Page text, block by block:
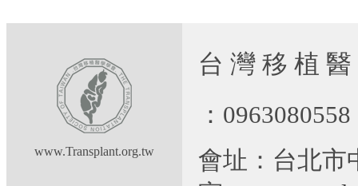
www.Transplant.org.tw
台 灣 移 植
：
會址：台北市